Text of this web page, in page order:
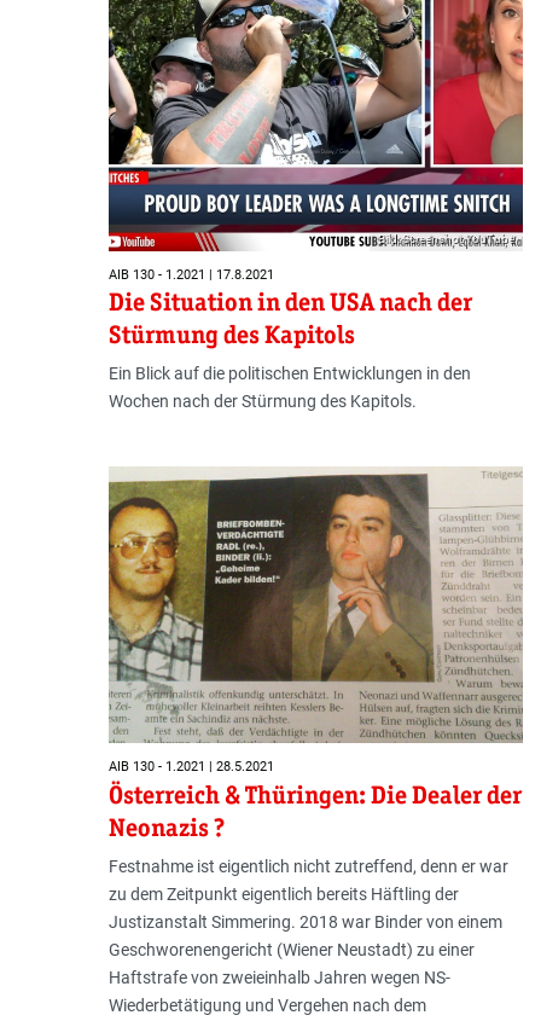
Bild: Screenshot YouTube
AIB 130 - 1.2021 | 17.8.2021
Die Situation in den USA nach der
Stürmung des Kapitols
Ein Blick auf die politischen Entwicklungen in den
Wochen nach der Stürmung des Kapitols.
AIB 130 - 1.2021 | 28.5.2021
Österreich & Thüringen: Die Dealer der
Neonazis ?
Festnahme ist eigentlich nicht zutreffend, denn er war
zu dem Zeitpunkt eigentlich bereits Häftling der
Justizanstalt Simmering. 2018 war Binder von einem
Geschworenengericht (Wiener Neustadt) zu einer
Haftstrafe von zweieinhalb Jahren wegen NS-
Wiederbetätigung und Vergehen nach dem